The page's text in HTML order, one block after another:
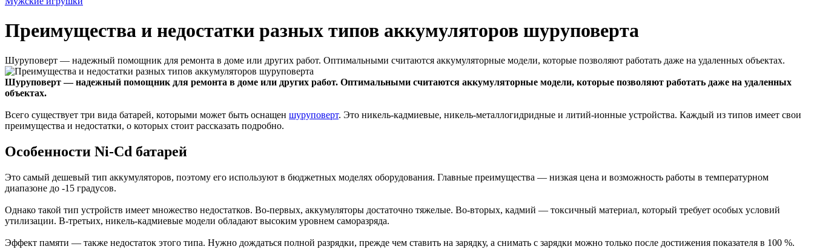
Преимущества и недостатки разных типов аккумуляторов шуруповерта
Шуруповерт — надежный помощник для ремонта в доме или других работ. Оптимальными считаются аккумуляторные модели, которые позволяют работать даже на удаленных объектах.
Шуруповерт — надежный помощник для ремонта в доме или других работ. Оптимальными считаются аккумуляторные модели, которые позволяют работать даже на удаленных
объектах.
Всего существует три вида батарей, которыми может быть оснащен шуруповерт. Это никель-кадмиевые, никель-металлогидридные и литий-ионные устройства. Каждый из типов имеет свои
преимущества и недостатки, о которых стоит рассказать подробно.
Особенности Ni-Cd батарей
Это самый дешевый тип аккумуляторов, поэтому его используют в бюджетных моделях оборудования. Главные преимущества — низкая цена и возможность работы в температурном
диапазоне до -15 градусов.
Однако такой тип устройств имеет множество недостатков. Во-первых, аккумуляторы достаточно тяжелые. Во-вторых, кадмий — токсичный материал, который требует особых условий
утилизации. В-третьих, никель-кадмиевые модели обладают высоким уровнем саморазряда.
Эффект памяти — также недостаток этого типа. Нужно дождаться полной разрядки, прежде чем ставить на зарядку, а снимать с зарядки можно только после достижения показателя в 100 %.